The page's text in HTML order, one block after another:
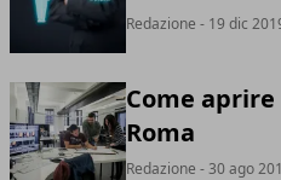
Redazione - 19 dic
Come
Roma
Redazione - 30 ago